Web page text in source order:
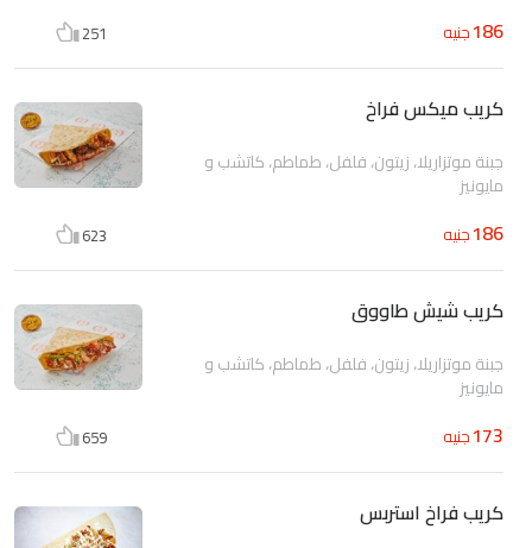
186جنيه 251
كريب ميكس فراخ
جبنة موتزاريلا، زيتون، فلفل، طماطم، كاتشب و
مايونيز
186جنيه 623
كريب شيش طاووق
جبنة موتزاريلا، زيتون، فلفل، طماطم، كاتشب و
مايونيز
173جنيه 659
كريب فراخ استربس